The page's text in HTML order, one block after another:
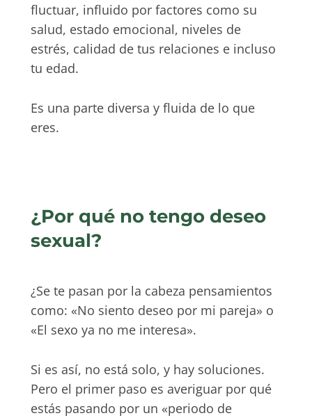
fluctuar, influido por factores como su
salud, estado emocional, niveles de
estrés, calidad de tus relaciones e incluso
tu edad.
Es una parte diversa y fluida de lo que
eres.
¿Por qué no tengo deseo
sexual?
¿Se te pasan por la cabeza pensamientos
como: «No siento deseo por mi pareja» o
«El sexo ya no me interesa».
Si es así, no está solo, y hay soluciones.
Pero el primer paso es averiguar por qué
estás pasando por un «periodo de